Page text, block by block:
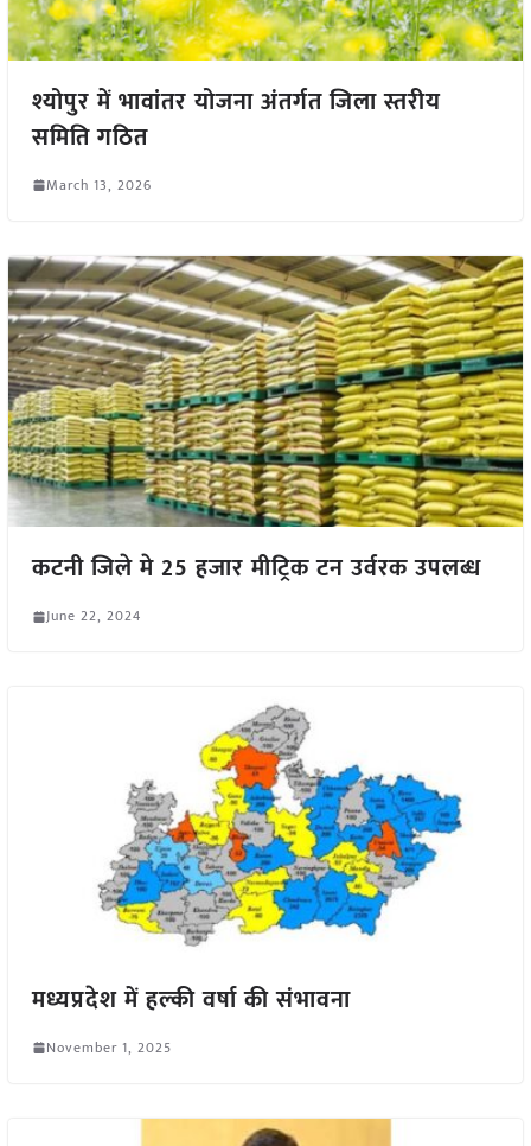
श्योपुर में भावांतर योजना अंतर्गत जिला स्तरीय
समिति गठित
March 13, 2026
कटनी जिले मे 25 हजार मीट्रिक टन उर्वरक उपलब्ध
June 22, 2024
मध्यप्रदेश में हल्की वर्षा की संभावना
November 1, 2025